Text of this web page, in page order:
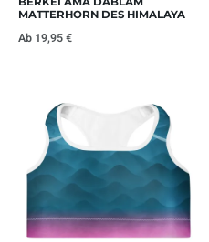
MATTERHORN DES HIMALAYA
Ab 19,95€